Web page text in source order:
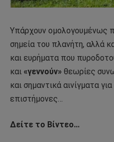
Υπάρχουν ομολογουμένως
σημεία του πλανήτη, αλλά
και ευρήματα που
και «γεννούν» θεωρίες
και σημαντικά αινίγματα
επιστήμονες…
Δείτε το Βίντεο…